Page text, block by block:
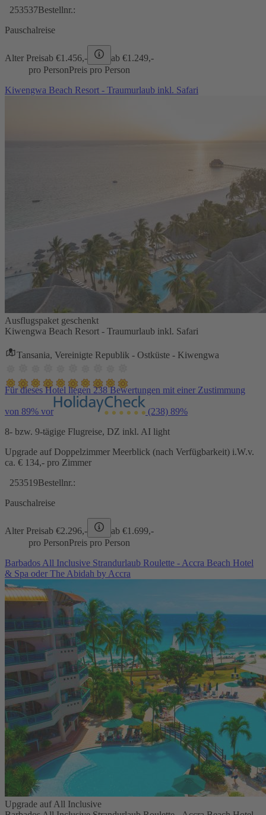
253537Bestellnr.:
Pauschalreise
Alter Preisab €1.456,- ab €1.249,-
pro PersonPreis pro Person
Kiwengwa Beach Resort - Traumurlaub inkl. Safari
Ausflugspaket geschenkt
Kiwengwa Beach Resort - Traumurlaub inkl. Safari
Tansania, Vereinigte Republik - Ostküste - Kiwengwa
Für dieses Hotel liegen 238 Bewertungen mit einer Zustimmung
von 89% vor (238) 89%
8- bzw. 9-tägige Flugreise, DZ inkl. AI light
Upgrade auf Doppelzimmer Meerblick (nach Verfügbarkeit) i.W.v.
ca. € 134,- pro Zimmer
253519Bestellnr.:
Pauschalreise
Alter Preisab €2.296,- ab €1.699,-
pro PersonPreis pro Person
Barbados All Inclusive Strandurlaub Roulette - Accra Beach Hotel
& Spa oder The Abidah by Accra
Upgrade auf All Inclusive